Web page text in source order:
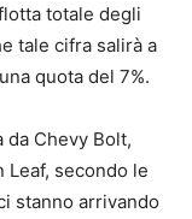
totale degli
tale cifra salirà a
quota del 7%.
da Chevy Bolt,
Leaf, secondo le
stanno arrivando